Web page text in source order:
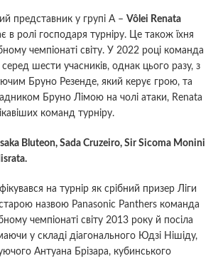
представник у групі A – Vôlei Renata
в ролі господаря турніру. Це також їхня
чемпіонаті світу. У 2022 році команда
шести учасників, однак цього разу, з
Бруно Резенде, який керує грою, та
Бруно Лімою на чолі атаки, Renata
команд турніру.
Bluteon, Sada Cruzeiro, Sir Sicoma Monini
на турнір як срібний призер Ліги
старою назвою Panasonic Panthers команда
чемпіонаті світу 2013 року й посіла
у складі діагонального Юдзі Нішіду,
Антуана Брізара, кубинського